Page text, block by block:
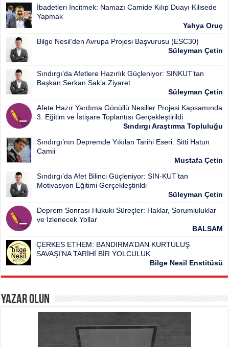
İbadetleri İncitmek: Namazı Camide Kılıp Duayı Kilisede
Yapmak
Yahya Oruç
Bilge Nesil’den Avrupa Projesi Başvurusu (ESC30)
Süleyman Çetin
Sındırgı’da Afetlere Hazırlık Güçleniyor: SINKUT’tan
Başkan Serkan Sak’a Ziyaret
Süleyman Çetin
Afete Hazır Yardıma Gönüllü Nesiller Projesi Kapsamında
3. Eğitim ve İstişare Toplantısı Gerçekleştirildi
Sındırgı Araştırma Topluluğu
Sındırgı’nın Depremde Yıkılan Tarihi Eseri: Sitti Hatun
Camii
Mustafa Çetin
Sındırgı’da Afet Bilinci Güçleniyor: SIN-KUT’tan
Motivasyon Eğitimi Gerçekleştirildi
Süleyman Çetin
Deprem Sonrası Hukuki Süreçler: Haklar, Sorumluluklar
ve İzlenecek Yollar
BALSAM
ÇERKES ETHEM: BANDIRMA’DAN KURTULUŞ
SAVAŞI’NA TARİHİ BİR YOLCULUK
Bilge Nesil Enstitüsü
Yazar Olun